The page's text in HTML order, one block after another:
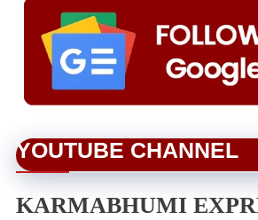
YOUTUBE CHANNEL
KARMABHUMI